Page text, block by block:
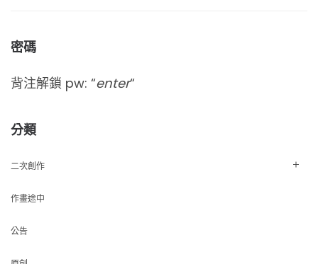
密碼
背注解鎖 pw: “enter“
分類
二次創作
作畫途中
公告